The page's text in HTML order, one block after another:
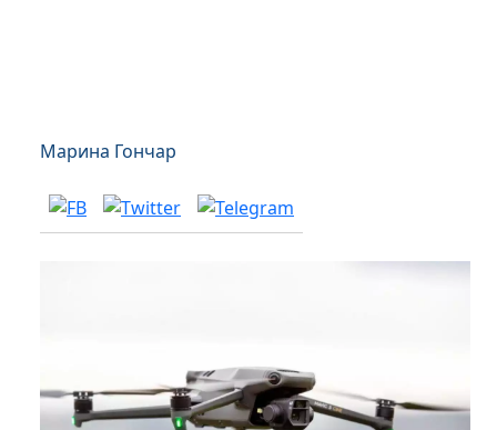
Марина Гончар